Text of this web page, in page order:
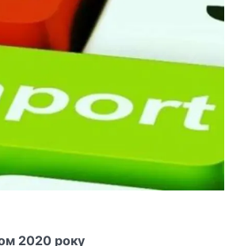
2020 року